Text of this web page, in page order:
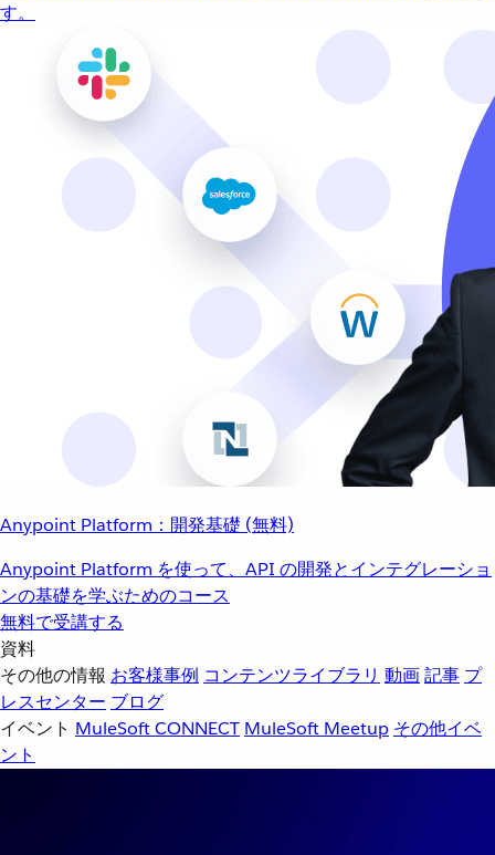
す。
Anypoint Platform：開発基礎 (無料)
Anypoint Platform を使って、API の開発とインテグレーショ
ンの基礎を学ぶためのコース
無料で受講する
資料
その他の情報 お客様事例 コンテンツライブラリ 動画記事 プ
レスセンター ブログ
イベント MuleSoft CONNECT MuleSoft Meetup その他イベ
ント